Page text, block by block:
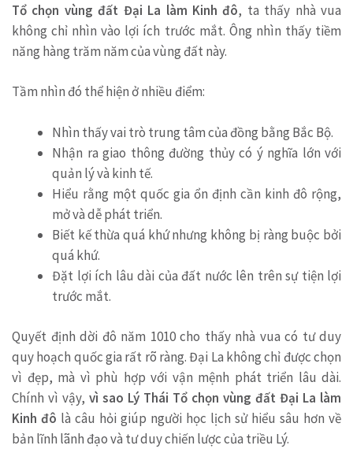
Tổ chọn vùng đất Đại La làm Kinh đô, ta thấy nhà vua
không chỉ nhìn vào lợi ích trước mắt. Ông nhìn thấy tiềm
năng hàng trăm năm của vùng đất này.
Tầm nhìn đó thể hiện ở nhiều điểm:
Nhìn thấy vai trò trung tâm của đồng bằng Bắc Bộ.
Nhận ra giao thông đường thủy có ý nghĩa lớn với
quản lý và kinh tế.
Hiểu rằng một quốc gia ổn định cần kinh đô rộng,
mở và dễ phát triển.
Biết kế thừa quá khứ nhưng không bị ràng buộc bởi
quá khứ.
Đặt lợi ích lâu dài của đất nước lên trên sự tiện lợi
trước mắt.
Quyết định dời đô năm 1010 cho thấy nhà vua có tư duy
quy hoạch quốc gia rất rõ ràng. Đại La không chỉ được chọn
vì đẹp, mà vì phù hợp với vận mệnh phát triển lâu dài.
Chính vì vậy, vì sao Lý Thái Tổ chọn vùng đất Đại La làm
Kinh đô là câu hỏi giúp người học lịch sử hiểu sâu hơn về
bản lĩnh lãnh đạo và tư duy chiến lược của triều Lý.